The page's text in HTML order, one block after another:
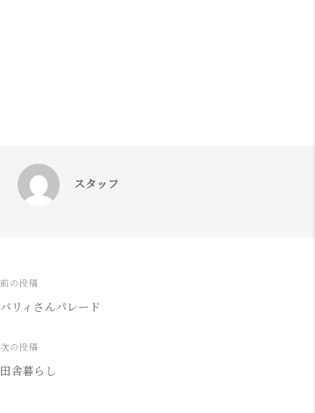
スタッフ
投
ナ
前の投稿
バリィさんパレード
次の投稿
田舎暮らし